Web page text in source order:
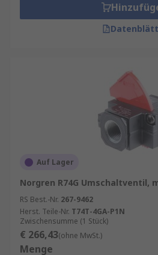
Auf Lager
Norgren R74G Umschaltventil,
RS Best.-Nr. 267-9462
Herst. Teile-Nr. T74T-4GA-P1N
Zwischensumme (1 Stück)
€ 266,43(ohne MwSt.)
Menge